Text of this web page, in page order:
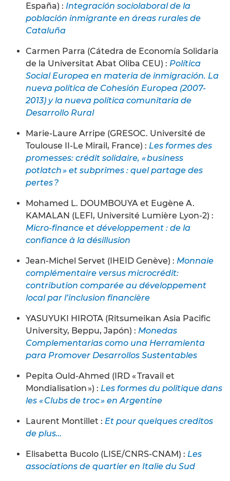
España) : Integración sociolaboral de la
población inmigrante en áreas rurales de
Cataluña
Carmen Parra (Cátedra de Economía Solidaria
de la Universitat Abat Oliba CEU) : Política
Social Europea en materia de inmigración. La
nueva política de Cohesión Europea (2007-
2013) y la nueva política comunitaria de
Desarrollo Rural
Marie-Laure Arripe (GRESOC. Université de
Toulouse II-Le Mirail, France) : Les formes des
promesses: crédit solidaire, « business
potlatch » et subprimes : quel partage des
pertes ?
Mohamed L. DOUMBOUYA et Eugène A.
KAMALAN (LEFI, Université Lumière Lyon-2) :
Micro-finance et développement : de la
confiance à la désillusion
Jean-Michel Servet (IHEID Genève) : Monnaie
complémentaire versus microcrédit:
contribution comparée au développement
local par l’inclusion financière
YASUYUKI HIROTA (Ritsumeikan Asia Pacific
University, Beppu, Japón) : Monedas
Complementarias como una Herramienta
para Promover Desarrollos Sustentables
Pepita Ould-Ahmed (IRD « Travail et
Mondialisation ») : Les formes du politique dans
les « Clubs de troc » en Argentine
Laurent Montillet : Et pour quelques creditos
de plus…
Elisabetta Bucolo (LISE/CNRS-CNAM) : Les
associations de quartier en Italie du Sud